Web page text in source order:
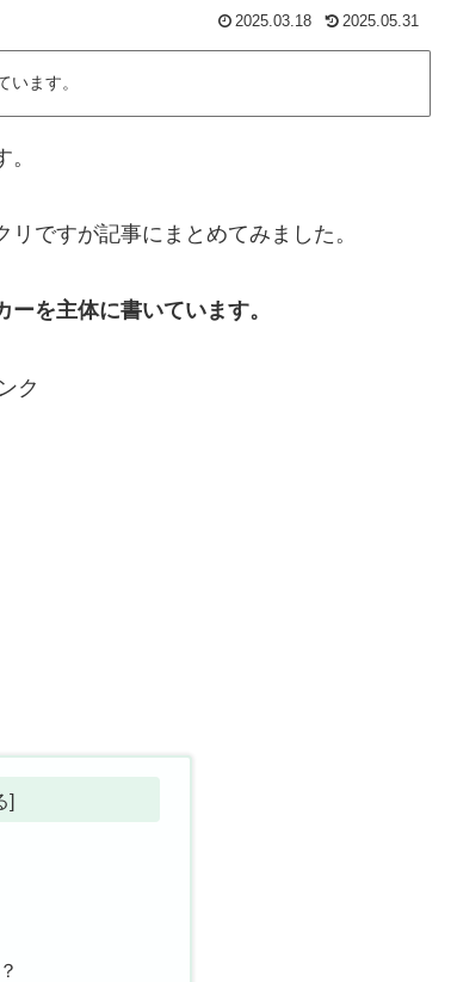
2025.03.18 2025.05.31
います。
ですが記事にまとめてみました。
ーを主体に書いています。
ク